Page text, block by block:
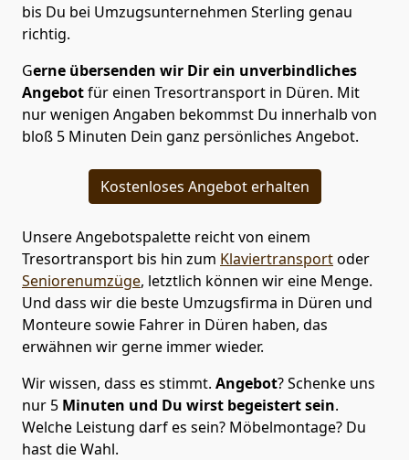
bis Du bei Umzugsunternehmen Sterling genau
richtig.
Gerne übersenden wir Dir ein unverbindliches
Angebotfür einen Tresortransport in Düren. Mit
nur wenigen Angaben bekommst Du innerhalb von
bloß 5 Minuten Dein ganz persönliches Angebot.
Kostenloses Angebot erhalten
Unsere Angebotspalette reicht von einem
Tresortransport bis hin zum Klaviertransportoder
Seniorenumzüge, letztlich können wir eine Menge.
Und dass wir die beste Umzugsfirma in Düren und
Monteure sowie Fahrer in Düren haben, das
erwähnen wir gerne immer wieder.
Wir wissen, dass es stimmt. Angebot? Schenke uns
nur 5 Minuten und Du wirst begeistert sein.
Welche Leistung darf es sein? Möbelmontage? Du
hast die Wahl.